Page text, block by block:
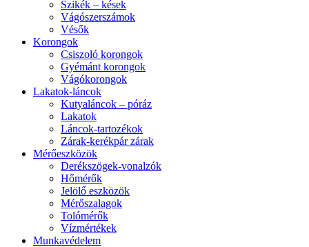
Szikék – kések
Vágószerszámok
Vésők
Korongok
Csiszoló korongok
Gyémánt korongok
Vágókorongok
Lakatok-láncok
Kutyaláncok – póráz
Lakatok
Láncok-tartozékok
Zárak-kerékpár zárak
Mérőeszközök
Derékszögek-vonalzók
Hőmérők
Jelölő eszközök
Mérőszalagok
Tolómérők
Vízmértékek
Munkavédelem